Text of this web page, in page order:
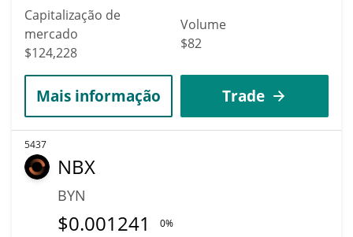
Capitalização de
mercado
$124,228
Volume
$82
Mais informação Trade
5437
NBX
BYN
$0.001241 0%